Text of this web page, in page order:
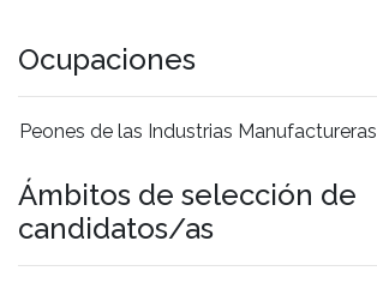
Ocupaciones
Peones de las Industrias Manufactureras
Ámbitos de selección de
candidatos/as